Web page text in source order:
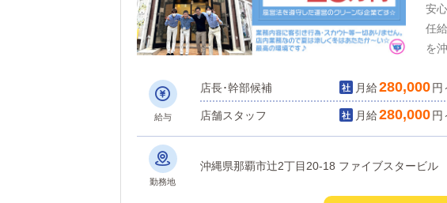
み
み
か？？ そんな方には！のびのび
か
お
を
安
任
を
は
待
ポ
給与
店長･幹部候補 月給280,000円
店舗スタッフ 月給280,000円
勤務地
沖縄県那覇市辻2丁目20-18 ファイブスタービル